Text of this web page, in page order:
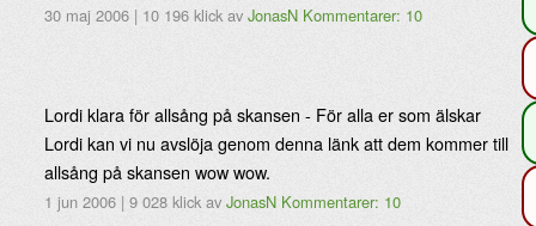
30 maj 2006 | 10 196 klickav JonasN Kommentarer: 10
Lordi klara för allsång på skansen - För alla er som älskar
Lordi kan vi nu avslöja genom denna länk att dem kommer till
allsång på skansen wow wow.
1 jun 2006 | 9 028 klickav JonasN Kommentarer: 10